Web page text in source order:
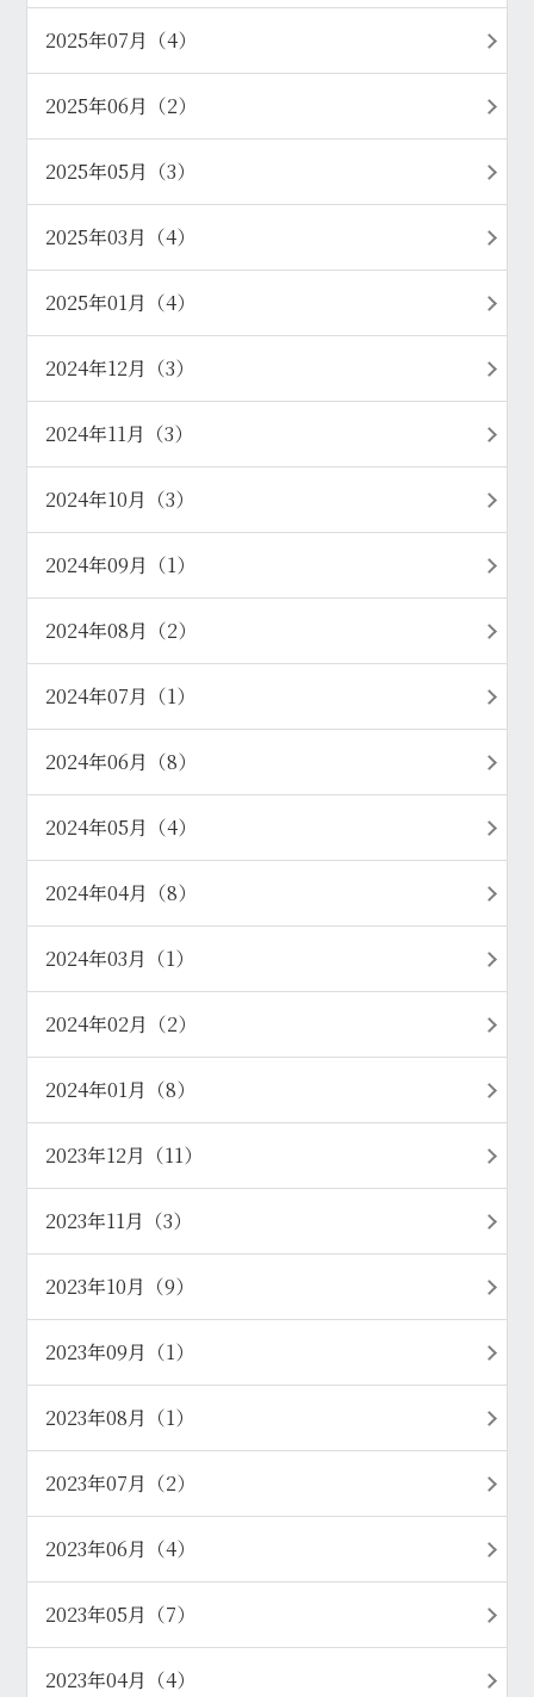
2025年07月（4）
2025年06月（2）
2025年05月（3）
2025年03月（4）
2025年01月（4）
2024年12月（3）
2024年11月（3）
2024年10月（3）
2024年09月（1）
2024年08月（2）
2024年07月（1）
2024年06月（8）
2024年05月（4）
2024年04月（8）
2024年03月（1）
2024年02月（2）
2024年01月（8）
2023年12月（11）
2023年11月（3）
2023年10月（9）
2023年09月（1）
2023年08月（1）
2023年07月（2）
2023年06月（4）
2023年05月（7）
2023年04月（4）